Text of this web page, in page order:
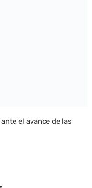
el avance de las